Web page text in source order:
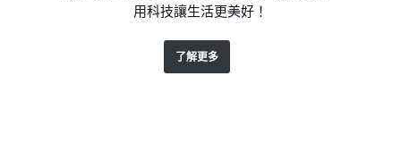
用科技讓生活更美好！
了解更多